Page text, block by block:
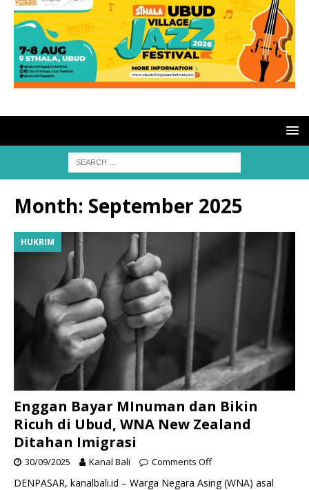
Month: September 2025
HUKRIM
Enggan Bayar MInuman dan Bikin
Ricuh di Ubud, WNA New Zealand
Ditahan Imigrasi
30/09/2025 Kanal Bali Comments Off
DENPASAR, kanalbali.id – Warga Negara Asing (WNA) asal